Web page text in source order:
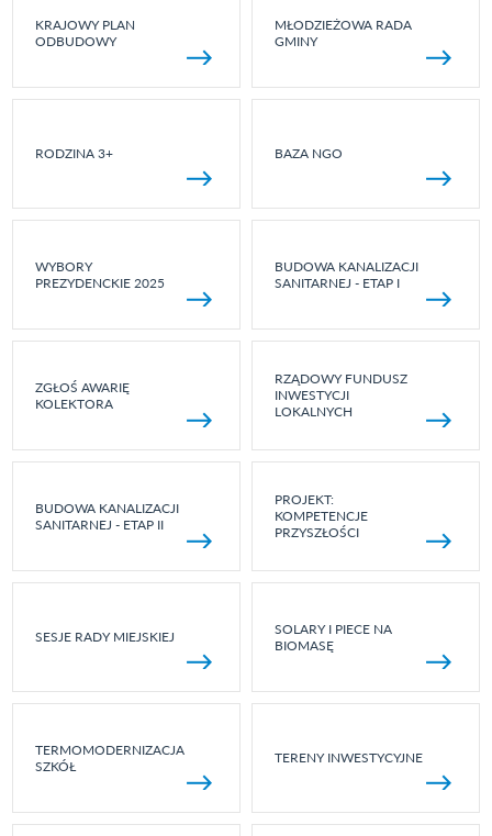
KRAJOWY PLAN
ODBUDOWY
MŁODZIEŻOWA RADA
GMINY
RODZINA 3+ BAZA NGO
WYBORY
PREZYDENCKIE 2025
BUDOWA KANALIZACJI
SANITARNEJ - ETAP I
ZGŁOŚ AWARIĘ
KOLEKTORA
RZĄDOWY FUNDUSZ
INWESTYCJI
LOKALNYCH
BUDOWA KANALIZACJI
SANITARNEJ - ETAP II
PROJEKT:
KOMPETENCJE
PRZYSZŁOŚCI
SESJE RADY MIEJSKIEJ
SOLARY I PIECE NA
BIOMASĘ
TERMOMODERNIZACJA
SZKÓŁ
TERENY INWESTYCYJNE